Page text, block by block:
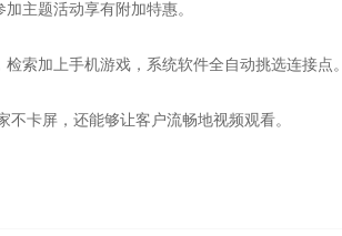
主题活动享有附加特惠。
索加上手机游戏，系统软件全自动挑选连接点。
卡屏，还能够让客户流畅地视频观看。